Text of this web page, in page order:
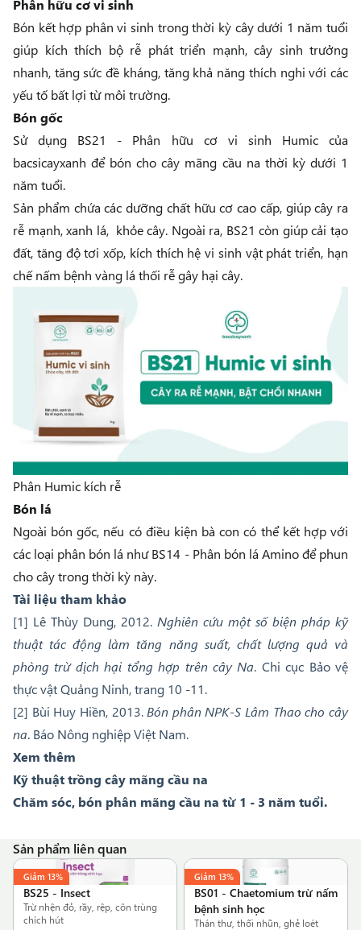
Phân hữu cơ vi sinh
Bón kết hợp phân vi sinh trong thời kỳ cây dưới 1 năm tuổi
giúp kích thích bộ rễ phát triển mạnh, cây sinh trưởng
nhanh, tăng sức đề kháng, tăng khả năng thích nghi với các
yếu tố bất lợi từ môi trường.
Bón gốc
Sử dụng BS21 - Phân hữu cơ vi sinh Humiccủa
bacsicayxanh để bón cho cây mãng cầu na thời kỳ dưới 1
năm tuổi.
Sản phẩm chứa các dưỡng chất hữu cơ cao cấp, giúp cây ra
rễ mạnh, xanh lá, khỏe cây. Ngoài ra, BS21 còn giúp cải tạo
đất, tăng độ tơi xốp, kích thích hệ vi sinh vật phát triển, hạn
chế nấm bệnh vàng lá thối rễ gây hại cây.
Phân Humic kích rễ
Bón lá
Ngoài bón gốc, nếu có điều kiện bà con có thể kết hợp với
các loại phân bón lá nhưBS14 - Phân bón lá Aminođể phun
cho cây trong thời kỳ này.
Tài liệu tham khảo
[1] Lê Thùy Dung, 2012. Nghiên cứu một số biện pháp kỹ
thuật tác động làm tăng năng suất, chất lượng quả và
phòng trừ dịch hại tổng hợp trên cây Na. Chi cục Bảo vệ
thực vật Quảng Ninh, trang 10 -11.
[2] Bùi Huy Hiền, 2013. Bón phân NPK-S Lâm Thao cho cây
na. Báo Nông nghiệp Việt Nam.
Xem thêm
Kỹ thuật trồng cây mãng cầu na
Chăm sóc, bón phân mãng cầu na từ 1 - 3 năm tuổi.
Sản phẩm liên quan
Giảm 13%
BS25 - Insect
Trừ nhện đỏ, rầy, rệp, côn trùng
chích hút
Giảm 13%
BS01 - Chaetomium trừ nấm
bệnh sinh học
Thán thư, thối nhũn, ghẻ loét